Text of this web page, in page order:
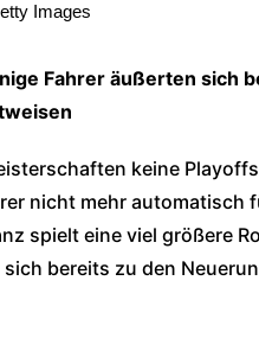
WoO Late Model Series
Images
Fahrer äußerten sich
keine
nicht mehr automatisch
spielt eine viel größere
bereits zu den